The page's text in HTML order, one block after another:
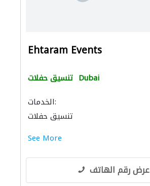
Ehtaram Events
تنسيق حفلات Dubai
الخدمات:
تنسيق حفلات
See More
عرض رقم الهاتف